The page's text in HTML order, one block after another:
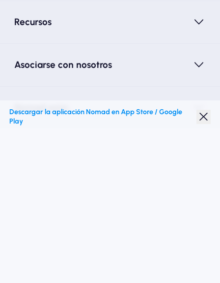
Recursos
Asociarse con nosotros
Nomad esim
Descargar la aplicación Nomad en App Store / Google
Play